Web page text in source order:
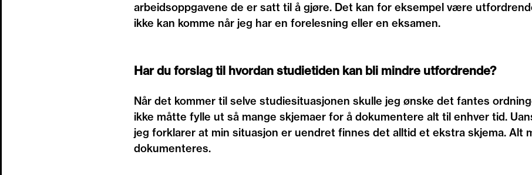
arbeidsoppgavene de er satt til å gjøre. Det kan for eksempel være
ikke kan komme når jeg har en forelesning eller en eksamen.
Har du forslag til hvordan studietiden kan bli mindre utfordrende?
Når det kommer til selve studiesituasjonen skulle jeg ønske det fantes
ikke måtte fylle ut så mange skjemaer for å dokumentere alt til enhver tid.
jeg forklarer at min situasjon er uendret finnes det alltid et ekstra skjema. Alt
dokumenteres.